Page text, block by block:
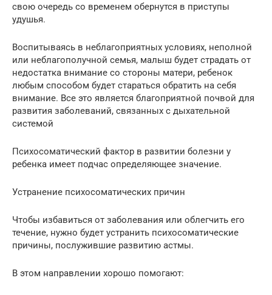
свою очередь со временем обернутся в приступы
удушья.
Воспитываясь в неблагоприятных условиях, неполной
или неблагополучной семья, малыш будет страдать от
недостатка внимание со стороны матери, ребенок
любым способом будет стараться обратить на себя
внимание. Все это является благоприятной почвой для
развития заболеваний, связанных с дыхательной
системой
Психосоматический фактор в развитии болезни у
ребенка имеет подчас определяющее значение.
Устранение психосоматических причин
Чтобы избавиться от заболевания или облегчить его
течение, нужно будет устранить психосоматические
причины, послужившие развитию астмы.
В этом направлении хорошо помогают: